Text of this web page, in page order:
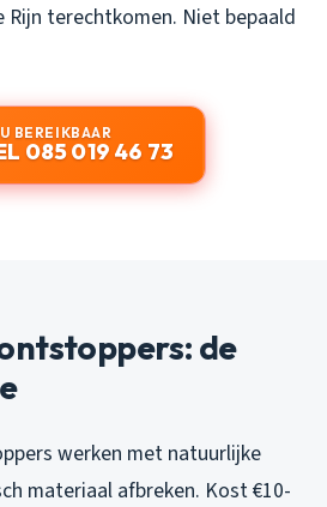
terechtkomen. Niet bepaald
BEREIKBAAR
085 019 46 73
de
werken met natuurlijke
materiaal afbreken. Kost €10-